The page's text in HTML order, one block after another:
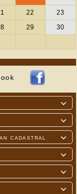



cadastral


